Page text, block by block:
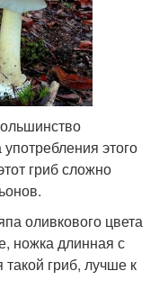
этого
гриб сложно
оливкового цвета
ножка длинная с
гриб, лучше к